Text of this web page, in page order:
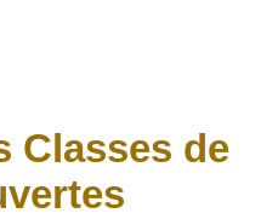
Classes de